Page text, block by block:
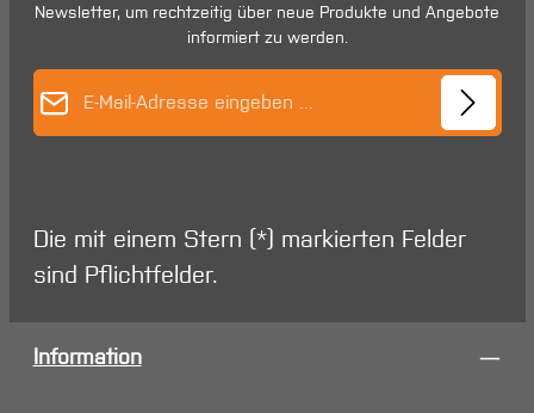
Newsletter, um rechtzeitig über neue Produkte und Angebote
informiert zu werden.
Die mit einem Stern (*) markierten Felder
sind Pflichtfelder.
Information